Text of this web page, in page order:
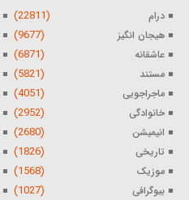
درام (22811)
هیجان انگیز (9677)
عاشقانه (6871)
مستند (5821)
ماجراجویی (4051)
خانوادگی (2952)
انیمیشن (2680)
تاریخی (1826)
موزیک (1568)
بیوگرافی (1027)